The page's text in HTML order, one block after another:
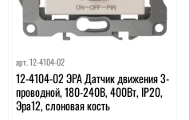
арт. 12-4104-02
12-4104-02 ЭРА Датчик движения 3-
проводной, 180-240В, 400Вт, IP20,
Эра12, слоновая кость